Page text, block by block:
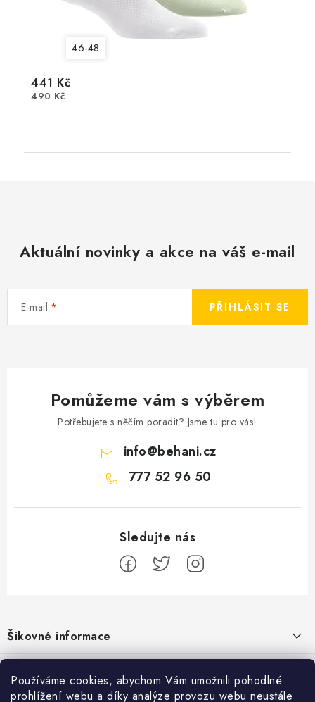
Používáme cookies, abychom Vám umožnili pohodlné
prohlížení webu a díky analýze provozu webu neustále
46-48
441 Kč
490 Kč
Aktuální novinky a akce na váš e-mail
E-mail PŘIHLÁSIT SE
Pomůžeme vám s výběrem
Potřebujete s něčím poradit? Jsme tu pro vás!
info@behani.cz
777 52 96 50
á
p
a
Šikovné informace
Ceník dopravy
Moje objednávka
Běžecké zajímavosti
Proč jít běhat právě o víkendu?